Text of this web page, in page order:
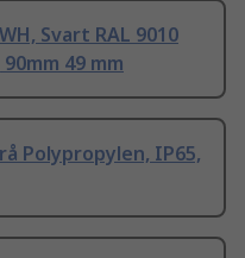
Svart RAL 9010
49 mm
Polypropylen, IP65,